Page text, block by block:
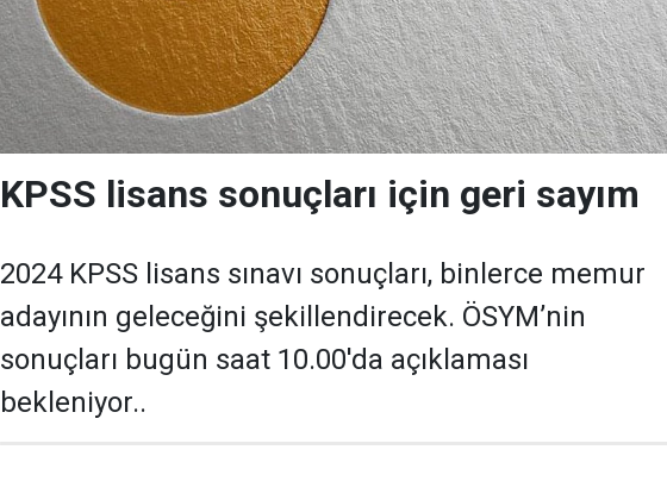
KPSS lisans sonuçları için geri sayım
2024 KPSS lisans sınavı sonuçları, binlerce memur
adayının geleceğini şekillendirecek. ÖSYM’nin
sonuçları bugün saat 10.00'da açıklaması
bekleniyor..